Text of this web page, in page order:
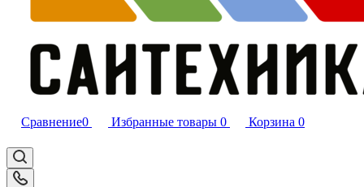
Сравнение0 Избранные товары 0 Корзина 0